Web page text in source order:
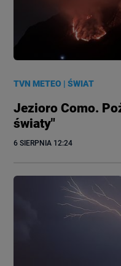
TVN METEO |ŚWIAT
Jezioro Como.
światy"
6 SIERPNIA 12:24